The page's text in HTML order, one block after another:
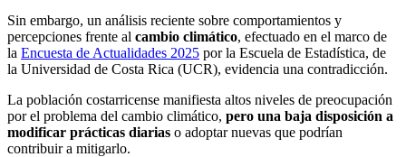
Sin embargo, un análisis reciente sobre comportamientos y
percepciones frente al cambio climático, efectuado en el marco de
la Encuesta de Actualidades 2025 por la Escuela de Estadística, de
la Universidad de Costa Rica (UCR), evidencia una contradicción.
La población costarricense manifiesta altos niveles de preocupación
por el problema del cambio climático, pero una baja disposición a
modificar prácticas diarias o adoptar nuevas que podrían
contribuir a mitigarlo.